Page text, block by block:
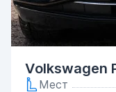
Volkswagen
Мест